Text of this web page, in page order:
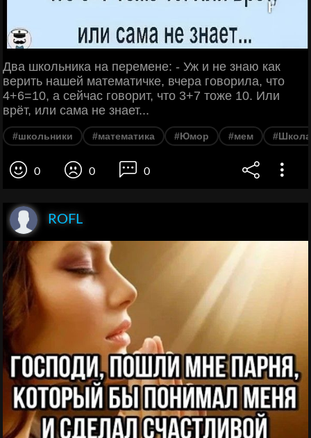
Два школьника на перемене: - Уж и не знаю как
верить нашей математичке, вчера говорила, что
4+6=10, а сейчас говорит, что 3+7 тоже 10. Или
врёт, или сама не знает...
#школьники #математика #Юмор #мем #Школа
0 0 0
ROFL